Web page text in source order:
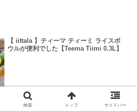
【 iittala 】ティーマ ティーミ ライスボ
ウルが便利でした【Teema Tiimi 0.3L】
検索 トップ サイドバー